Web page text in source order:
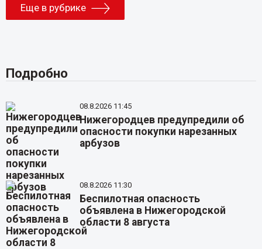
Еще в рубрике
Подробно
08.8.2026 11:45
Нижегородцев предупредили об
опасности покупки нарезанных
арбузов
08.8.2026 11:30
Беспилотная опасность
объявлена в Нижегородской
области 8 августа